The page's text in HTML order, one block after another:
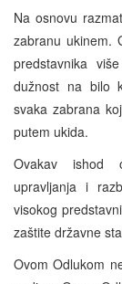
Na osnovu
zabranu ukinem.
predstavnika
dužnost na bilo
svaka zabrana
putem ukida.
Ovakav ishod
upravljanja i
visokog
zaštite državne
Ovom Odlukom